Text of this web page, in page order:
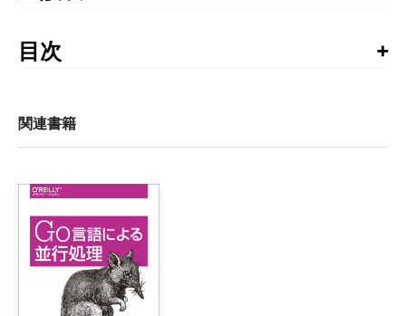
います。お手持ちの書籍では、すでに修正が施されてい
る場合がありますので、書籍最終ページの奥付でお手持
第1刷正誤表
2010年1月14日更新
位置
右カラ
もの（粒子）の位置を
測定するとそのものの
目次
まえがき
1章　速くしたい人、手を挙げて！
        1.1.1　スレッドモンキー
        1.1.2　並列と並行：その違いは？
1.1.3　そんなことを知る必要があるの？ どんな役に立
        1.1.4　並行プログラミングって難しくないの？
        1.1.5　スレッドって危険じゃないの？
    1.2　スレッド化の4つのステップ
関連書籍